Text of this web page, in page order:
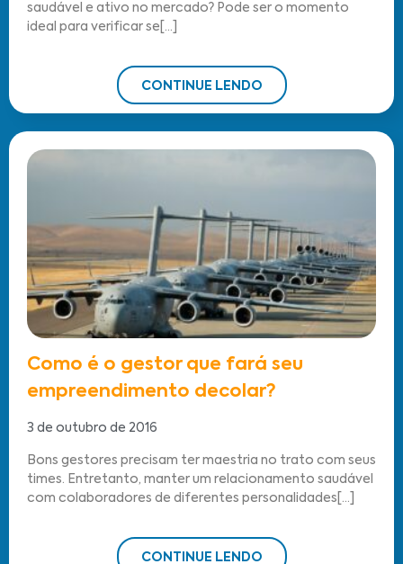
saudável e ativo no mercado? Pode ser o momento
ideal para verificar se[...]
CONTINUE LENDO
Como é o gestor que fará seu
empreendimento decolar?
3 de outubro de 2016
Bons gestores precisam ter maestria no trato com seus
times. Entretanto, manter um relacionamento saudável
com colaboradores de diferentes personalidades[...]
CONTINUE LENDO